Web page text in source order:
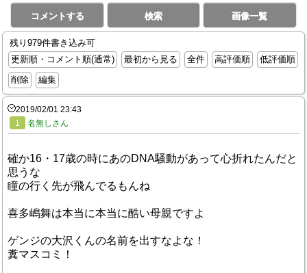
コメントする 検索 画像一覧
残り979件書き込み可
更新順・コメント順(通常)
最初から見る 全件 高評価順
低評価順
削除
編集
2019/02/01 23:43
1
名無しさん
確か16・17歳の時にあのDNA騒動があって心折れたんだと
思うな
瞳の行く先が飛んでるもんね
喜多嶋舞は本当に本当に酷い母親ですよ
ゲンジの大沢くんの名前を出すなよな！
糞マスコミ！